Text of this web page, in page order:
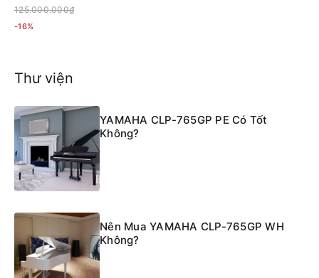
125.000.000₫
-16%
Thư viện
YAMAHA CLP-765GP PE Có Tốt
Không?
Nên Mua YAMAHA CLP-765GP WH
Không?